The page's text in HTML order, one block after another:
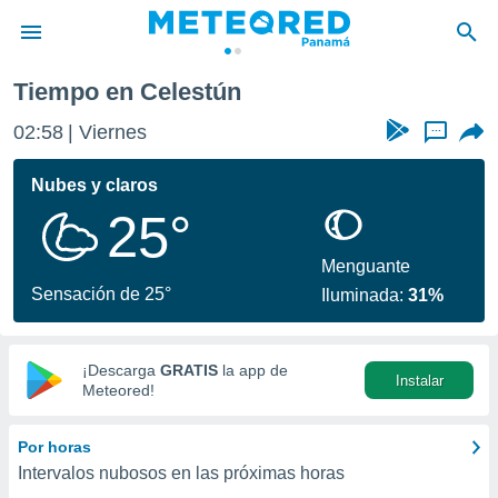
de
ha
calidad.
a este
las
y
digital
basada
Tiempo en Celestún
02:58 Viernes ...
Nubes y claros
25°
Sensación de 25°
Menguante
Iluminada:31%
¡Descarga GRATIS la app de
Meteored!
Instalar
Por horas
Intervalos nubosos en las próximas horas